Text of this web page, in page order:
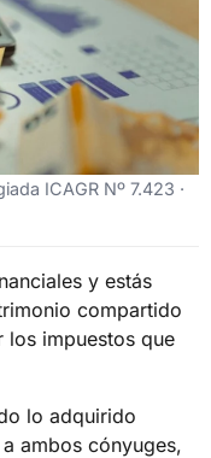
ICAGR Nº 7.423 ·
y estás
compartido
los impuestos que
lo adquirido
ambos cónyuges,